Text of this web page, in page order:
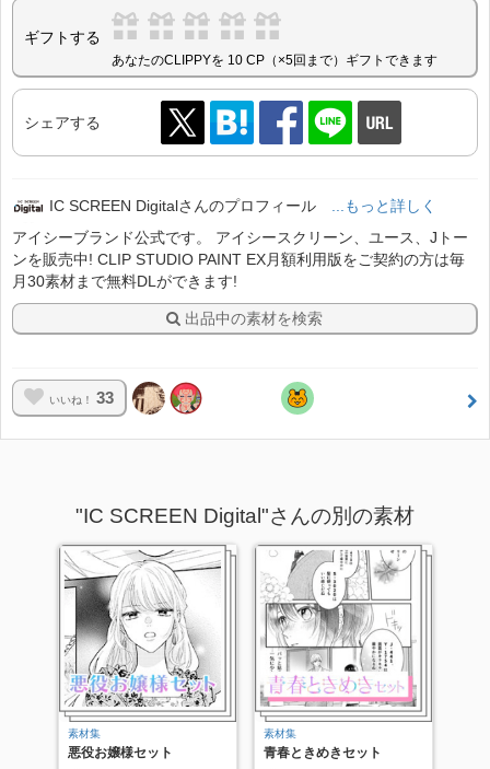
ギフトする
あなたのCLIPPYを 10 CP（×5回まで）ギフトできます
シェアする
IC SCREEN Digitalさんのプロフィール
...もっと詳しく
アイシーブランド公式です。 アイシースクリーン、ユース、Jトー
ンを販売中! CLIP STUDIO PAINT EX月額利用版をご契約の方は毎
月30素材まで無料DLができます!
出品中の素材を検索
いいね！ 33
"IC SCREEN Digital"さんの別の素材
素材集
悪役お嬢様セット
素材集
青春ときめきセット